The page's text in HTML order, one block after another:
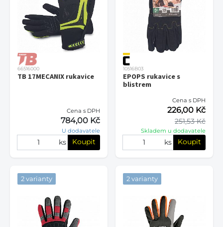
66516000
TB 17MECANIX rukavice
Cena s DPH
784,00 Kč
U dodavatele
ks Koupit
10516B03
EPOPS rukavice s
blistrem
Cena s DPH
251,53 Kč
226,00 Kč
Skladem u dodavatele
ks Koupit
2 varianty 2 varianty